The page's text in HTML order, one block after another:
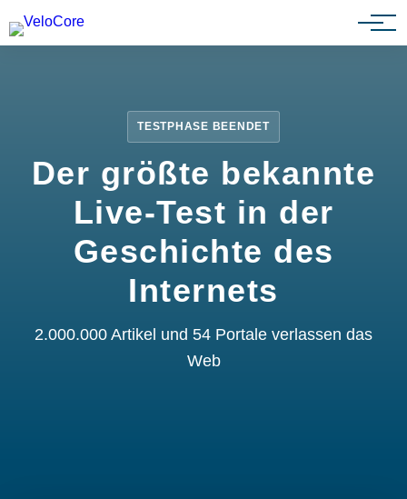
Partnerprogramm
TESTPHASE BEENDET
Der größte bekannte
Live-Test in der
Geschichte des
Internets
2.000.000 Artikel und 54 Portale verlassen das
Web